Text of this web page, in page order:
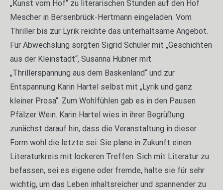
„Kunst vom Hof“ zu literarischen Stunden auf den Hof
Mescher in Bersenbrück-Hertmann eingeladen. Vom
Thriller bis zur Lyrik reichte das unterhaltsame Angebot.
Für Abwechslung sorgten Sigrid Schüler mit „Geschichten
aus der Kleinstadt“, Susanna Hübner mit
„Thrillerspannung aus dem Baskenland“ und zur
Entspannung Karin Hartel selbst mit „Lyrik und ganz
kleiner Prosa“. Zum Wohlfühlen gab es in den Pausen
Pfälzer Wein. Karin Hartel wies in ihrer Begrüßung
zunächst darauf hin, dass die Veranstaltung in dieser
Form wohl die letzte sei: Sie plane in Zukunft einen
Literaturkreis mit lockeren Treffen. Sich mit Literatur zu
befassen, sei es eigene oder fremde, halte sie für sehr
wichtig, um das Leben inhaltsreicher und spannender zu